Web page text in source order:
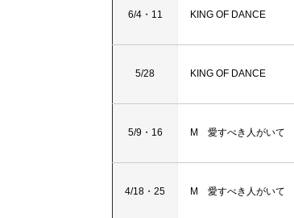
6/4・11 KING OF DANCE
5/28 KING OF DANCE
5/9・16 M 愛すべき人がいて
4/18・25 M 愛すべき人がいて